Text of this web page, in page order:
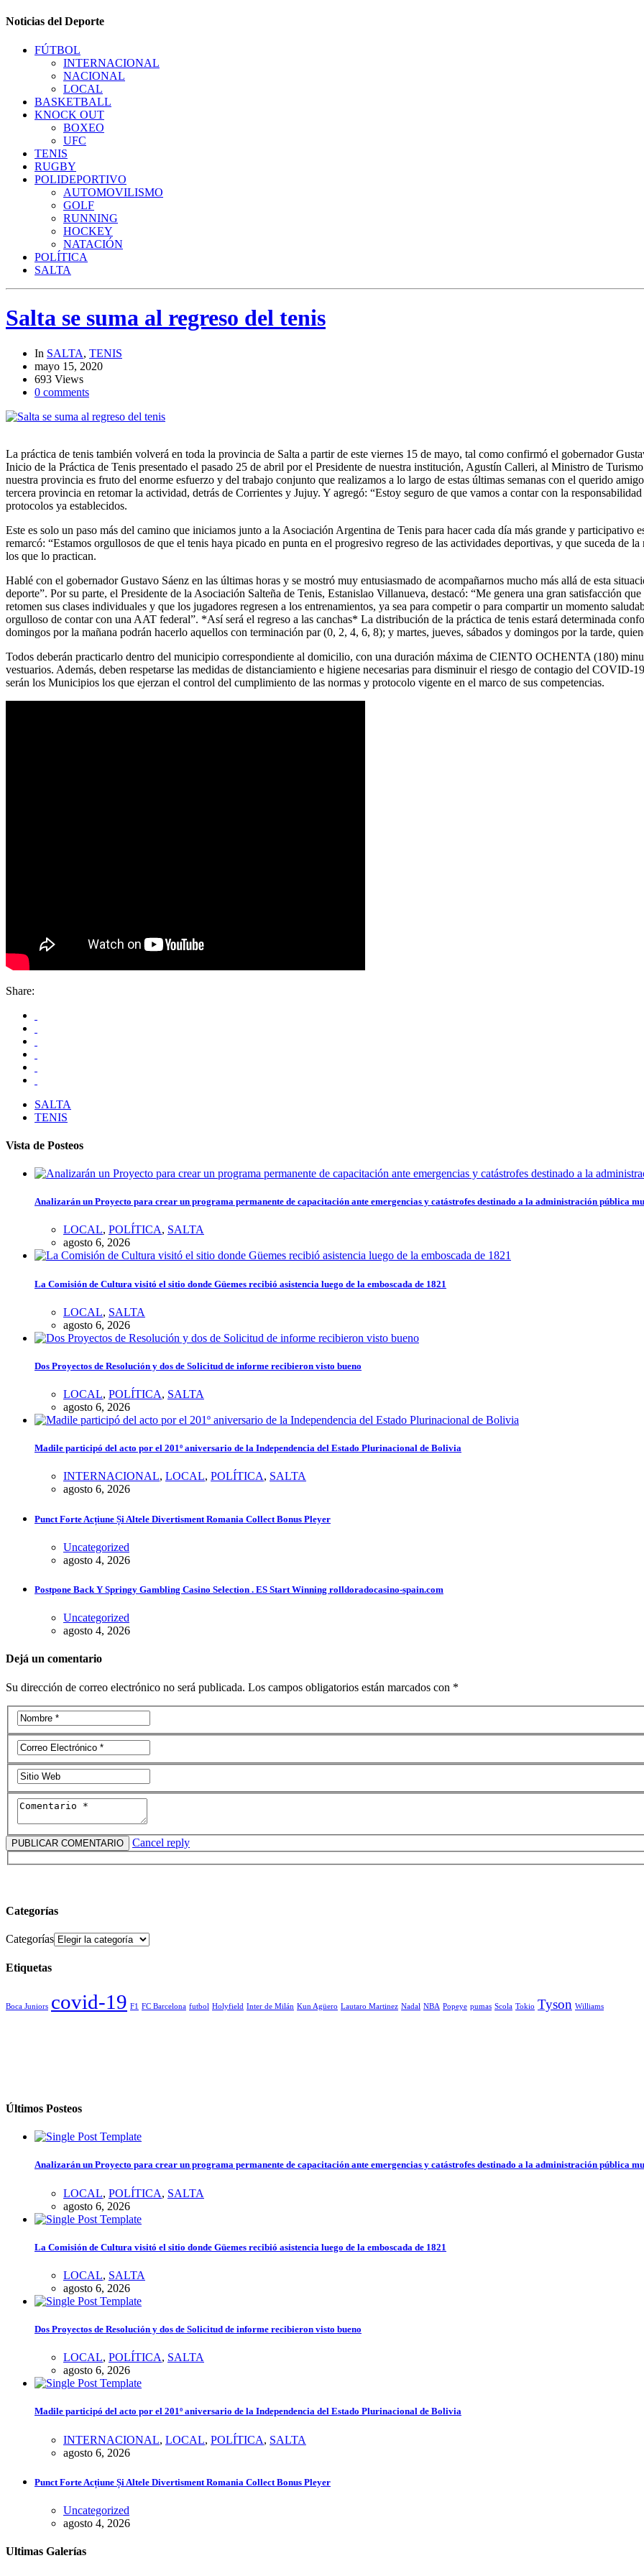
Noticias del Deporte
FÚTBOL
INTERNACIONAL
NACIONAL
LOCAL
BASKETBALL
KNOCK OUT
BOXEO
UFC
TENIS
RUGBY
POLIDEPORTIVO
AUTOMOVILISMO
GOLF
RUNNING
HOCKEY
NATACIÓN
POLÍTICA
SALTA
Salta se suma al regreso del tenis
In SALTA, TENIS
mayo 15, 2020
693 Views
0 comments
La práctica de tenis también volverá en toda la provincia de Salta a partir de este viernes 15 de mayo, tal como confirmó el gobernador
Inicio de la Práctica de Tenis presentado el pasado 25 de abril por el Presidente de nuestra institución, Agustín Calleri, al Ministro de
nuestra provincia es fruto del enorme esfuerzo y del trabajo conjunto que realizamos a lo largo de estas últimas semanas con el querido
tercera provincia en retomar la actividad, detrás de Corrientes y Jujuy. Y agregó: “Estoy seguro de que vamos a contar con la
protocolos ya establecidos.
Este es solo un paso más del camino que iniciamos junto a la Asociación Argentina de Tenis para hacer cada día más grande y participativo
remarcó: “Estamos orgullosos de que el tenis haya picado en punta en el progresivo regreso de las actividades deportivas, y que suceda de
los que lo practican.
Hablé con el gobernador Gustavo Sáenz en las últimas horas y se mostró muy entusiasmado de acompañarnos mucho más allá de esta
deporte”. Por su parte, el Presidente de la Asociación Salteña de Tenis, Estanislao Villanueva, destacó: “Me genera una gran satisfacción
retomen sus clases individuales y que los jugadores regresen a los entrenamientos, ya sea para competir o para compartir un momento
orgulloso de contar con una AAT federal”. *Así será el regreso a las canchas* La distribución de la práctica de tenis estará determinada
domingos por la mañana podrán hacerlo aquellos con terminación par (0, 2, 4, 6, 8); y martes, jueves, sábados y domingos por la tarde,
Todos deberán practicarlo dentro del municipio correspondiente al domicilio, con una duración máxima de CIENTO OCHENTA (180)
vestuarios. Además, deben respetarse las medidas de distanciamiento e higiene necesarias para disminuir el riesgo de contagio del
serán los Municipios los que ejerzan el control del cumplimiento de las normas y protocolo vigente en el marco de sus competencias.
Share:
SALTA
TENIS
Vista de Posteos
Analizarán un Proyecto para crear un programa permanente de capacitación ante emergencias y catástrofes destinado a la administración pública
LOCAL, POLÍTICA, SALTA
agosto 6, 2026
La Comisión de Cultura visitó el sitio donde Güemes recibió asistencia luego de la emboscada de 1821
LOCAL, SALTA
agosto 6, 2026
Dos Proyectos de Resolución y dos de Solicitud de informe recibieron visto bueno
LOCAL, POLÍTICA, SALTA
agosto 6, 2026
Madile participó del acto por el 201º aniversario de la Independencia del Estado Plurinacional de Bolivia
INTERNACIONAL, LOCAL, POLÍTICA, SALTA
agosto 6, 2026
Punct Forte Acțiune Și Altele Divertisment Romania Collect Bonus Pleyer
Uncategorized
agosto 4, 2026
Postpone Back Y Springy Gambling Casino Selection . ES Start Winning rolldoradocasino-spain.com
Uncategorized
agosto 4, 2026
Dejá un comentario
Su dirección de correo electrónico no será publicada. Los campos obligatorios están marcados con *
Cancel reply
Categorías
Categorías
Etiquetas
Boca Juniors covid-19 F1 FC Barcelona futbol Holyfield Inter de Milán Kun Agüero Lautaro Martinez Nadal NBA Popeye pumas Scola Tokio Tyson Williams
Últimos Posteos
Analizarán un Proyecto para crear un programa permanente de capacitación ante emergencias y catástrofes destinado a la administración pública
LOCAL, POLÍTICA, SALTA
agosto 6, 2026
La Comisión de Cultura visitó el sitio donde Güemes recibió asistencia luego de la emboscada de 1821
LOCAL, SALTA
agosto 6, 2026
Dos Proyectos de Resolución y dos de Solicitud de informe recibieron visto bueno
LOCAL, POLÍTICA, SALTA
agosto 6, 2026
Madile participó del acto por el 201º aniversario de la Independencia del Estado Plurinacional de Bolivia
INTERNACIONAL, LOCAL, POLÍTICA, SALTA
agosto 6, 2026
Punct Forte Acțiune Și Altele Divertisment Romania Collect Bonus Pleyer
Uncategorized
agosto 4, 2026
Ultimas Galerías